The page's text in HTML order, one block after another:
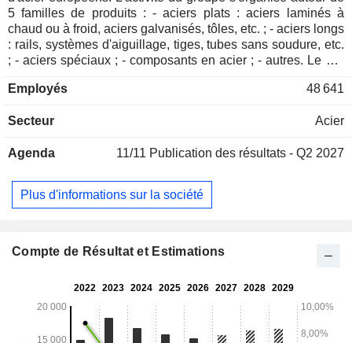
5 familles de produits : - aciers plats : aciers laminés à
chaud ou à froid, aciers galvanisés, tôles, etc. ; - aciers longs
: rails, systèmes d'aiguillage, tiges, tubes sans soudure, etc.
; - aciers spéciaux ; - composants en acier ; - autres. Le CA
énergie (16%), transport ferroviaire (15%), construction
industrie aéronautique (4%) et autres (13%). La répartition
Europe (58,3%), Amérique du Nord (13,8%), Asie (7,9%),
Employés 48 641
Secteur Acier
Agenda 11/11 Publication des résultats - Q2 2027
Plus d'informations sur la société
Compte de Résultat et Estimations